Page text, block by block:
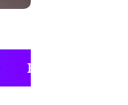
ENTREVISTAS